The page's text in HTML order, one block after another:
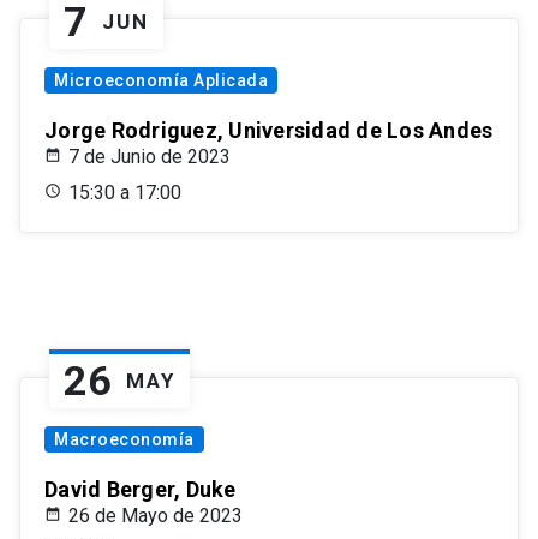
7 JUN
Microeconomía Aplicada
Jorge Rodriguez, Universidad de Los Andes
7 de Junio de 2023
15:30 a 17:00
26 MAY
Macroeconomía
David Berger, Duke
26 de Mayo de 2023